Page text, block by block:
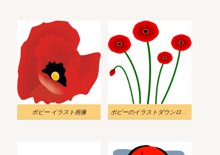
ポピー イラスト画像 ポピーのイラストダウンロード